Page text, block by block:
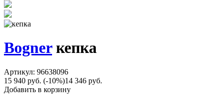
Bognerкепка
Артикул: 96638096
15 940 руб. (-10%)14 346 руб.
Добавить в корзину